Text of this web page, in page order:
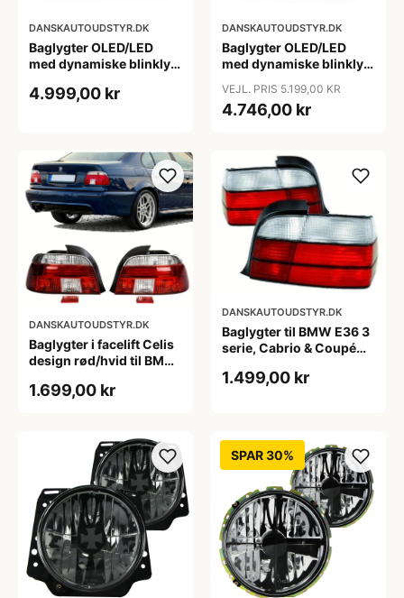
DANSKAUTOUDSTYR.DK
Baglygter OLED/LED
med dynamiske blinklys
Årgang 2013-2021
4.999,00 kr
DANSKAUTOUDSTYR.DK
Baglygter OLED/LED
med dynamiske blinklys,
F32/F33/F36, Årgang
2013-2021
VEJL. PRIS 5.199,00 KR
4.746,00 kr
DANSKAUTOUDSTYR.DK
Baglygter i facelift Celis
design rød/hvid til BMW
facelift), 11.1995-
1.699,00 kr
DANSKAUTOUDSTYR.DK
Baglygter til BMW E36 3
serie, Cabrio & Coupé
1.499,00 kr
SPAR 30%